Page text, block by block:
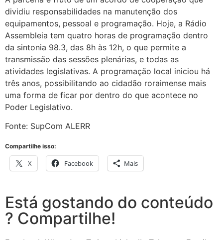
dividiu responsabilidades na manutenção dos
equipamentos, pessoal e programação. Hoje, a Rádio
Assembleia tem quatro horas de programação dentro
da sintonia 98.3, das 8h às 12h, o que permite a
transmissão das sessões plenárias, e todas as
atividades legislativas. A programação local iniciou há
três anos, possibilitando ao cidadão roraimense mais
uma forma de ficar por dentro do que acontece no
Poder Legislativo.
Fonte: SupCom ALERR
Compartilhe isso:
X Facebook Mais
Está gostando do conteúdo
? Compartilhe!